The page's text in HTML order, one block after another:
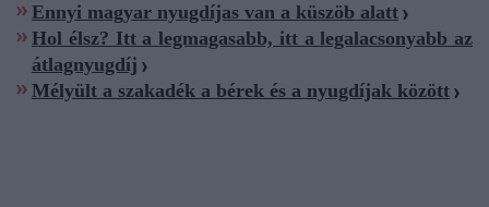
Ennyi magyar nyugdíjas van a küszöb alatt
Hol élsz? Itt a legmagasabb, itt a legalacsonyabb az
átlagnyugdíj
Mélyült a szakadék a bérek és a nyugdíjak között